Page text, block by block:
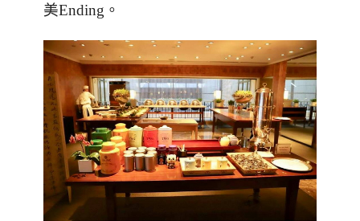
美Ending 。